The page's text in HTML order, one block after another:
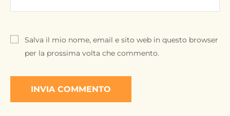
Salva il mio nome, email e sito web in questo browser
per la prossima volta che commento.